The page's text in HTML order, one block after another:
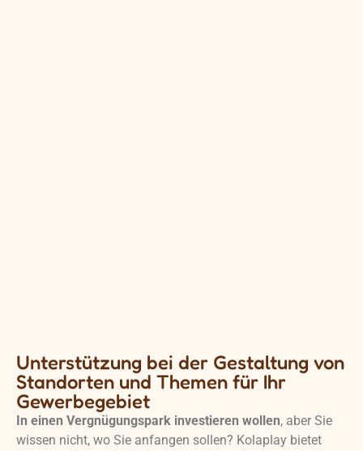
Unterstützung bei der Gestaltung von
Standorten und Themen für Ihr
Gewerbegebiet
In einen Vergnügungspark investieren wollen, aber Sie
wissen nicht, wo Sie anfangen sollen? Kolaplay bietet